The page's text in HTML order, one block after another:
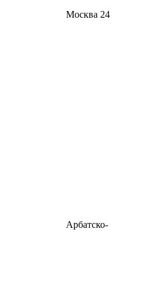
Москва 24
Арбатско-